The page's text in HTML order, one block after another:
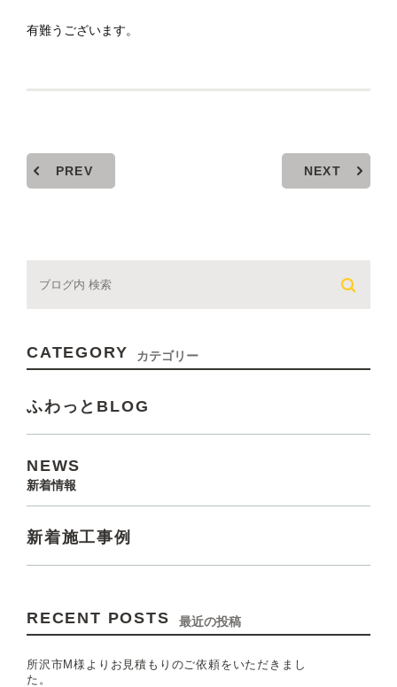
有難うございます。
PREV NEXT
CATEGORY カテゴリー
ふわっとBLOG
NEWS
新着情報
新着施工事例
RECENT POSTS 最近の投稿
所沢市M様よりお見積もりのご依頼をいただきまし
た。